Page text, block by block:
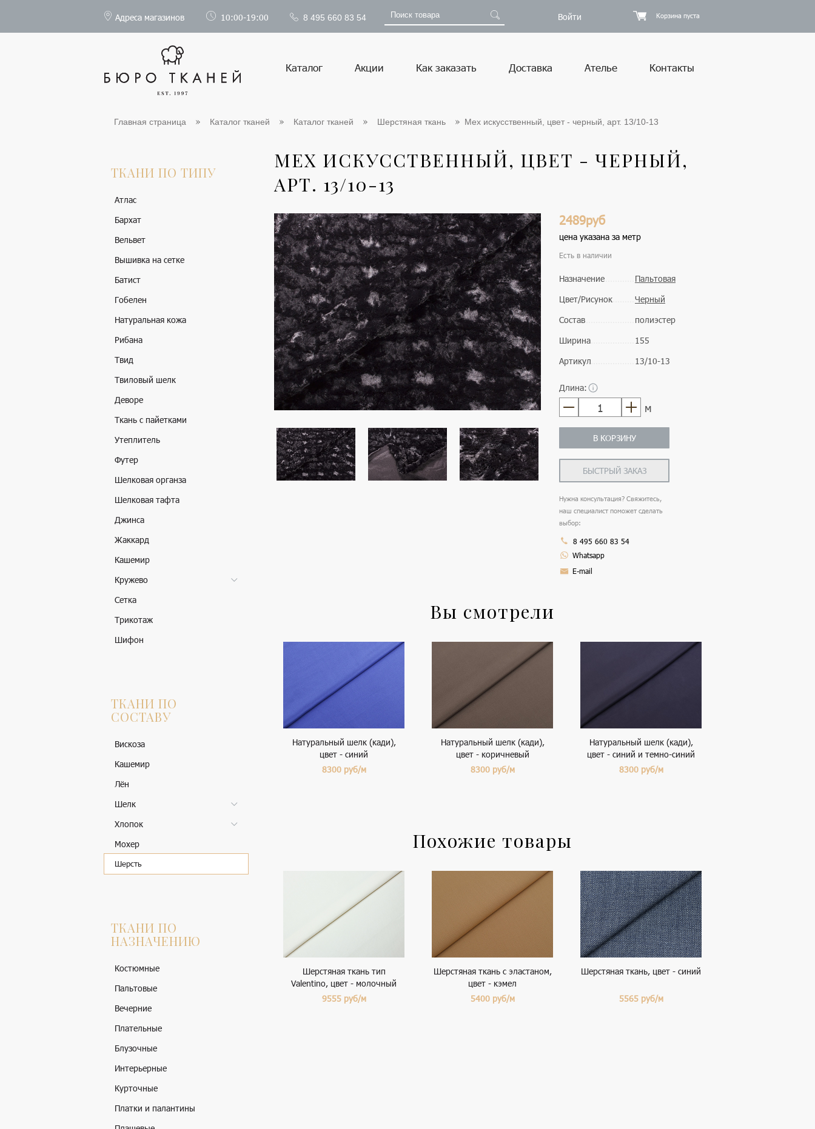
Адреса магазинов 10:00-19:00 8 495 660 83 54 Войти Корзина пуста
Каталог Акции Как заказать Доставка Ателье Контакты
Главная страница Каталог тканей Каталог тканей Шерстяная ткань Мех искусственный, цвет - черный, арт. 13/10-13
ТКАНИ ПО ТИПУ
Атлас
Бархат
Вельвет
Вышивка на сетке
Батист
Гобелен
Натуральная кожа
Рибана
Твид
Твиловый шелк
Деворе
Ткань с пайетками
Утеплитель
Футер
Шелковая органза
Шелковая тафта
Джинса
Жаккард
Кашемир
Кружево
Сетка
Трикотаж
Шифон
ТКАНИ ПО
СОСТАВУ
Вискоза
Кашемир
Лён
Шелк
Хлопок
Мохер
Шерсть
ТКАНИ ПО
НАЗНАЧЕНИЮ
Костюмные
Пальтовые
Вечерние
Плательные
Блузочные
Интерьерные
Курточные
Платки и палантины
МЕХ ИСКУССТВЕННЫЙ, ЦВЕТ - ЧЕРНЫЙ,
АРТ. 13/10-13
2489руб
цена указана за метр
Есть в наличии
Назначение
Пальтовая
Цвет/Рисунок
Черный
Состав
полиэстер
Ширина
155
Артикул
13/10-13
Длина:
м
В КОРЗИНУ
БЫСТРЫЙ ЗАКАЗ
Нужна консультация? Свяжитесь,
наш специалист поможет сделать
выбор:
8 495 660 83 54
Whatsapp
E-mail
Вы смотрели
Натуральный шелк (кади),
цвет - синий
8300 руб/м
Натуральный шелк (кади),
цвет - коричневый
8300 руб/м
Натуральный шелк (кади),
цвет - синий и темно-синий
8300 руб/м
Похожие товары
Шерстяная ткань тип
Valentino, цвет - молочный
9555 руб/м
Шерстяная ткань с эластаном,
цвет - кэмел
5400 руб/м
Шерстяная ткань, цвет - синий
5565 руб/м